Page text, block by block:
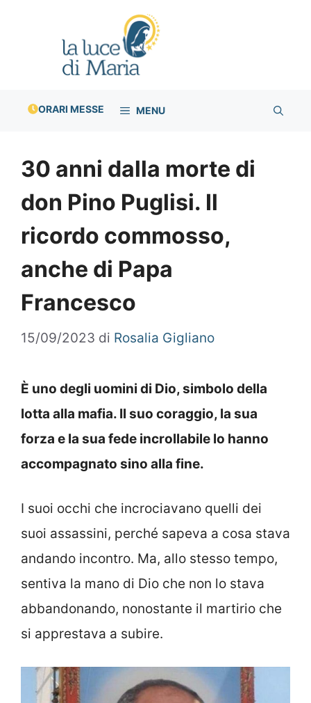
ORARI MESSE MENU
30 anni dalla morte di
don Pino Puglisi. Il
ricordo commosso,
anche di Papa
Francesco
15/09/2023 di Rosalia Gigliano
È uno degli uomini di Dio, simbolo della
lotta alla mafia. Il suo coraggio, la sua
forza e la sua fede incrollabile lo hanno
accompagnato sino alla fine.
I suoi occhi che incrociavano quelli dei
suoi assassini, perché sapeva a cosa stava
andando incontro. Ma, allo stesso tempo,
sentiva la mano di Dio che non lo stava
abbandonando, nonostante il martirio che
si apprestava a subire.